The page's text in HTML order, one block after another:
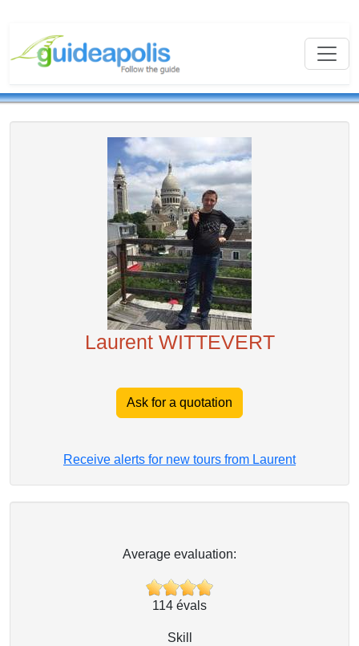
Laurent WITTEVERT
Ask for a quotation
Receive alerts for new tours from Laurent
Average evaluation:
114 évals
Skill